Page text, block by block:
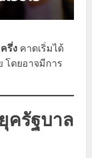
รึ่ง คาดเริ่มได้
โดยอาจมีการ
ครัฐบาล